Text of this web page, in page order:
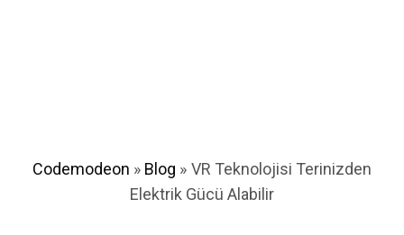
Codemodeon » Blog » VR Teknolojisi Terinizden
Elektrik Gücü Alabilir